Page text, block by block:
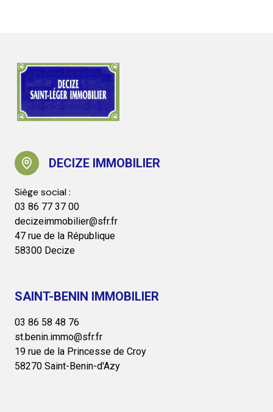
DECIZE IMMOBILIER
03 86 77 37 00
decizeimmobilier@sfr.fr
47 rue de la République
58300 Decize
SAINT-BENIN IMMOBILIER
03 86 58 48 76
st.benin.immo@sfr.fr
19 rue de la Princesse de Croy
58270 Saint-Benin-d'Azy